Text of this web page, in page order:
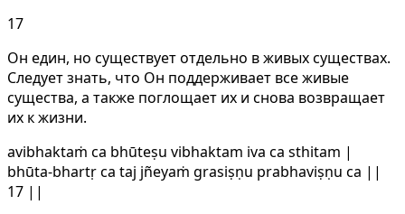
17
Он един, но существует отдельно в живых существах.
Следует знать, что Он поддерживает все живые
существа, а также поглощает их и снова возвращает
их к жизни.
avibhaktaṁ ca bhūteṣu vibhaktam iva ca sthitam |
bhūta-bhartṛ ca taj jñeyaṁ grasiṣṇu prabhaviṣṇu ca ||
17 ||